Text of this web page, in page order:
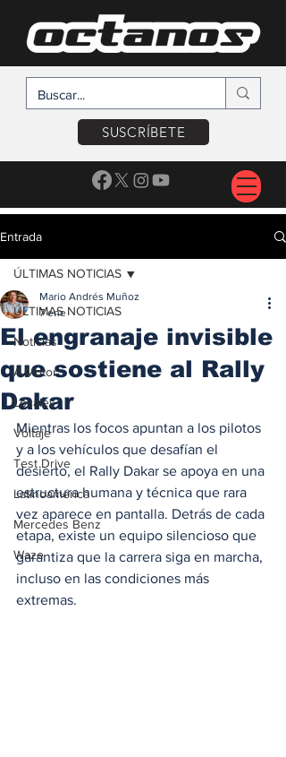
SUSCRÍBETE
Entrada
ÚLTIMAS NOTICIAS
Noticias
A Motor
Locales
Voltaje
Test Drive
Latinoamérica
Mercedes Benz
Waze
ÚLTIMAS NOTICIAS
El engranaje invisible
que sostiene al Rally
Dakar
Mario Andrés Muñoz
7 ene
Mientras los focos apuntan a los pilotos
y a los vehículos que desafían el
desierto, el Rally Dakar se apoya en una
estructura humana y técnica que rara
vez aparece en pantalla. Detrás de cada
etapa, existe un equipo silencioso que
garantiza que la carrera siga en marcha,
incluso en las condiciones más
extremas.